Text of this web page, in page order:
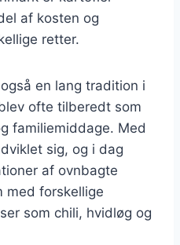
af kosten og
retter.
en lang tradition i
ofte tilberedt som
familiemiddage. Med
sig, og i dag
af ovnbagte
med forskellige
som chili, hvidløg og